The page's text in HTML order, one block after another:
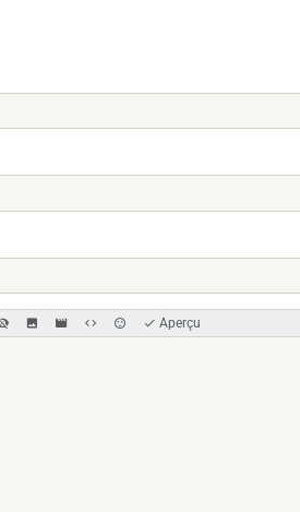
Aperçu